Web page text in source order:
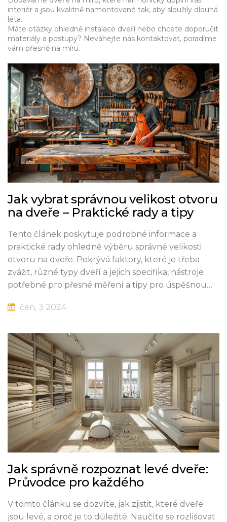
interiér a jsou kvalitně namontované tak, aby sloužily dlouhá
léta.
Máte otázky ohledně instalace dveří nebo chcete doporučit
materiály a postupy? Neváhejte nás kontaktovat, poradíme
vám přesně na míru.
Jak vybrat správnou velikost otvoru
na dveře – Praktické rady a tipy
Tento článek poskytuje podrobné informace a
praktické rady ohledně výběru správné velikosti
otvoru na dveře. Pokrývá faktory, které je třeba
zvážit, různé typy dveří a jejich specifika, nástroje
potřebné pro přesné měření a tipy pro úspěšnou
chybám a jak si práci co nejvíce ulehčit.
čen, 3 2024
Jak správně rozpoznat levé dveře:
Průvodce pro každého
V tomto článku se dozvíte, jak zjistit, které dveře
jsou levé, a proč je to důležité. Naučíte se rozlišovat